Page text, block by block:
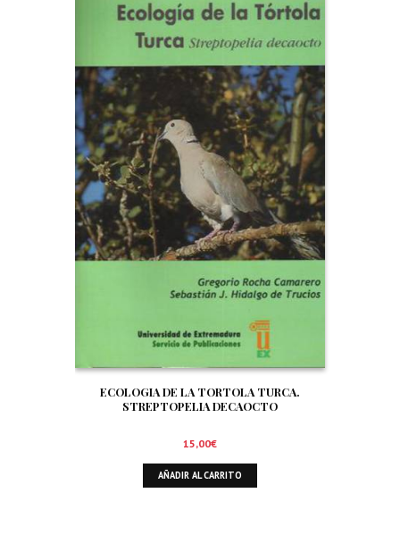
ECOLOGIA DE LA TORTOLA TURCA.
STREPTOPELIA DECAOCTO
15,00€
AÑADIR AL CARRITO